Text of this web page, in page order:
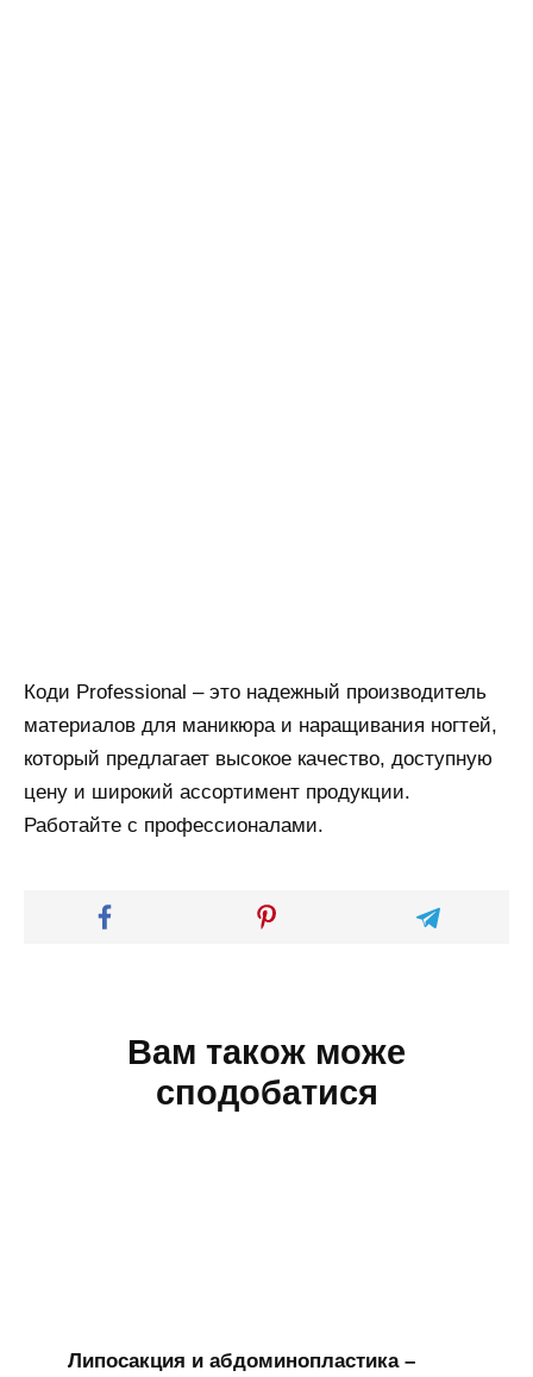
Коди Professional – это надежный производитель
материалов для маникюра и наращивания ногтей,
который предлагает высокое качество, доступную
цену и широкий ассортимент продукции.
Работайте с профессионалами.
Вам також може
сподобатися
Липосакция и абдоминопластика –